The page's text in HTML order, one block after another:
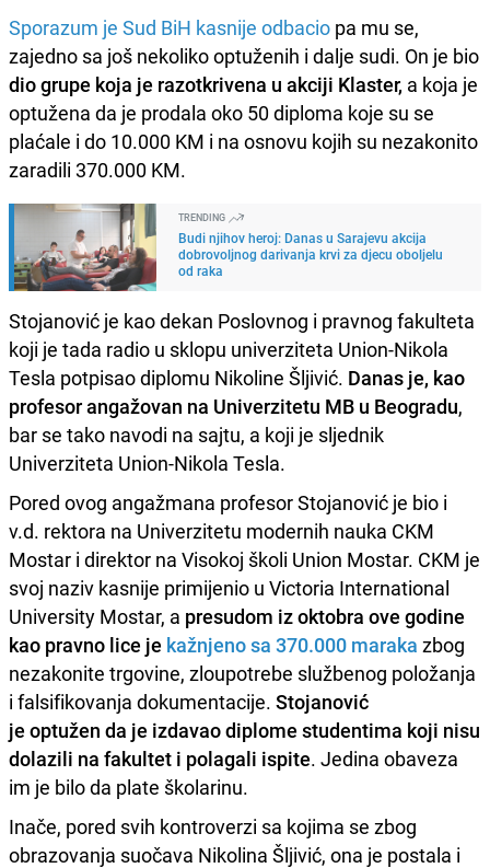
Sporazum je Sud BiH kasnije odbacio pa mu se,
zajedno sa još nekoliko optuženih i dalje sudi. On je bio
dio grupe koja je razotkrivena u akciji Klaster, a koja je
optužena da je prodala oko 50 diploma koje su se
plaćale i do 10.000 KM i na osnovu kojih su nezakonito
zaradili 370.000 KM.
TRENDING
Budi njihov heroj: Danas u Sarajevu akcija
dobrovoljnog darivanja krvi za djecu oboljelu
od raka
Stojanović je kao dekan Poslovnog i pravnog fakulteta
koji je tada radio u sklopu univerziteta Union-Nikola
Tesla potpisao diplomu Nikoline Šljivić. Danas je, kao
profesor angažovan na Univerzitetu MB u Beogradu,
bar se tako navodi na sajtu, a koji je sljednik
Univerziteta Union-Nikola Tesla.
Pored ovog angažmana profesor Stojanović je bio i
v.d. rektora na Univerzitetu modernih nauka CKM
Mostar i direktor na Visokoj školi Union Mostar. CKM je
svoj naziv kasnije primijenio u Victoria International
University Mostar, a presudom iz oktobra ove godine
kao pravno lice je kažnjeno sa 370.000 maraka zbog
nezakonite trgovine, zloupotrebe službenog položanja
i falsifikovanja dokumentacije. Stojanović
je optužen da je izdavao diplome studentima koji nisu
dolazili na fakultet i polagali ispite. Jedina obaveza
im je bilo da plate školarinu.
Inače, pored svih kontroverzi sa kojima se zbog
obrazovanja suočava Nikolina Šljivić, ona je postala i